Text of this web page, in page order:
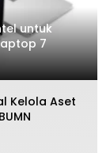
untuk
7
Kelola Aset